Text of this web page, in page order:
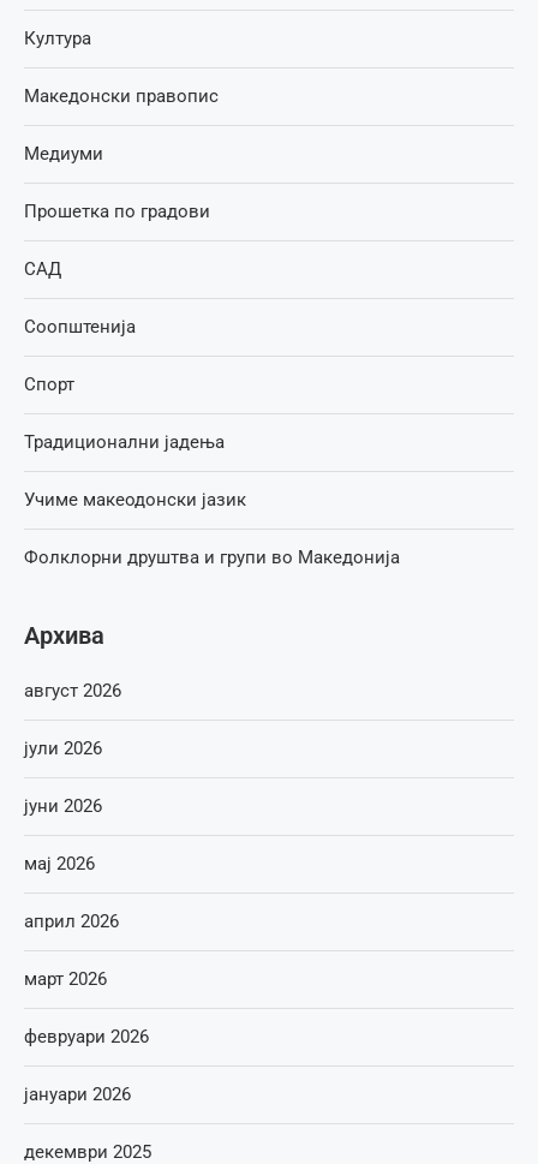
Култура
Македонски правопис
Медиуми
Прошетка по градови
САД
Соопштенија
Спорт
Традиционални јадења
Учиме макеодонски јазик
Фолклорни друштва и групи во Македонија
Архива
август 2026
јули 2026
јуни 2026
мај 2026
април 2026
март 2026
февруари 2026
јануари 2026
декември 2025